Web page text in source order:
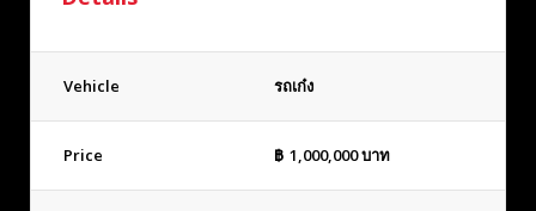
Vehicle รถเก๋ง
Price ฿ 1,000,000บาท